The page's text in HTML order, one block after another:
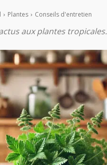
Plantes Conseils d'entretien
aux plantes tropicales.